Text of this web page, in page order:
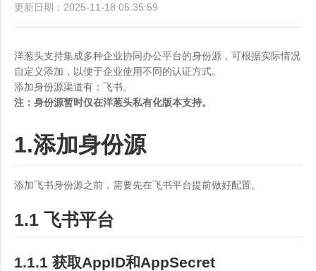
更新日期：2025-11-18 05:35:59
洋葱头支持集成多种企业协同办公平台的身份源，可根据实际情况
自定义添加，以便于企业使用不同的认证方式。
添加身份源渠道有：飞书。
注：身份源暂时仅在洋葱头私有化版本支持。
1.添加身份源
添加飞书身份源之前，需要先在飞书平台提前做好配置。
1.1 飞书平台
1.1.1 获取AppID和AppSecret